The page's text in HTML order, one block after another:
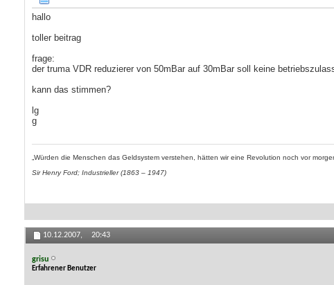
hallo
toller beitrag
frage:
der truma VDR reduzierer von 50mBar auf 30mBar soll keine
kann das stimmen?
lg
g
„Würden die Menschen das Geldsystem verstehen, hätten wir eine Revolution noch vor
Sir Henry Ford; Industrieller (1863 – 1947)
10.12.2007, 20:43
grisu
Erfahrener Benutzer